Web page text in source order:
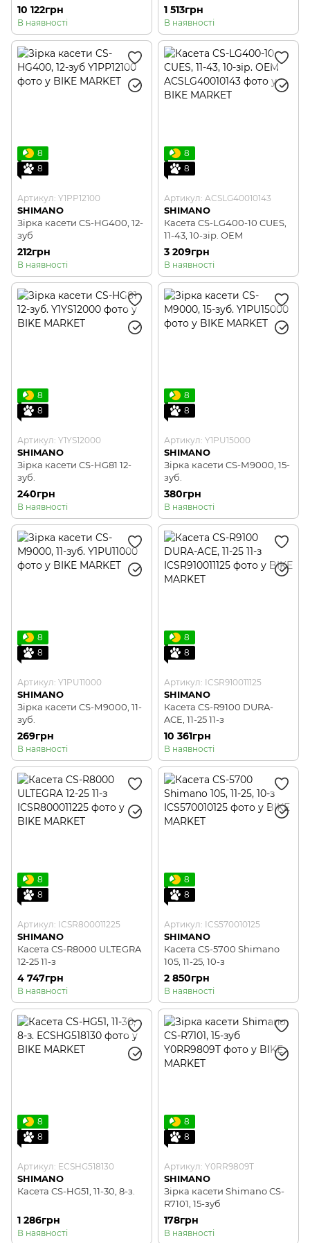
10 122грн
В наявності
1 513грн
В наявності
8
8
Артикул: Y1PP12100
SHIMANO
Зірка касети CS-HG400, 12-
зуб
212грн
В наявності
8
8
Артикул: ACSLG40010143
SHIMANO
Касета CS-LG400-10 CUES,
11-43, 10-зір. OEM
3 209грн
В наявності
8
8
Артикул: Y1YS12000
SHIMANO
Зірка касети CS-HG81 12-
зуб.
240грн
В наявності
8
8
Артикул: Y1PU15000
SHIMANO
Зірка касети CS-М9000, 15-
зуб.
380грн
В наявності
8
8
Артикул: Y1PU11000
SHIMANO
Зірка касети CS-М9000, 11-
зуб.
269грн
В наявності
8
8
Артикул: ICSR910011125
SHIMANO
Касета CS-R9100 DURA-
ACE, 11-25 11-з
10 361грн
В наявності
8
8
Артикул: ICSR800011225
SHIMANO
Касета CS-R8000 ULTEGRA
12-25 11-з
4 747грн
В наявності
8
8
Артикул: ICS570010125
SHIMANO
Касета CS-5700 Shimano
105, 11-25, 10-з
2 850грн
В наявності
8
8
Артикул: ECSHG518130
SHIMANO
Касета CS-HG51, 11-30, 8-з.
1 286грн
В наявності
8
8
Артикул: Y0RR9809T
SHIMANO
Зірка касети Shimano CS-
R7101, 15-зуб
178грн
В наявності